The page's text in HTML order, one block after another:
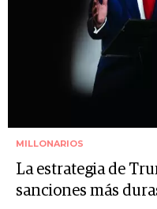
MILLONARIOS
La estrategia de
sanciones más